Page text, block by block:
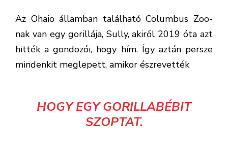
Az Ohaio államban található Columbus Zoo-
nak van egy gorillája, Sully, akiről 2019 óta azt
hitték a gondozói, hogy hím. Így aztán persze
mindenkit meglepett, amikor észrevették
HOGY EGY GORILLABÉBIT
SZOPTAT.